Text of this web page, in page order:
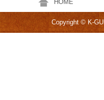
HOME
Copyright © K-